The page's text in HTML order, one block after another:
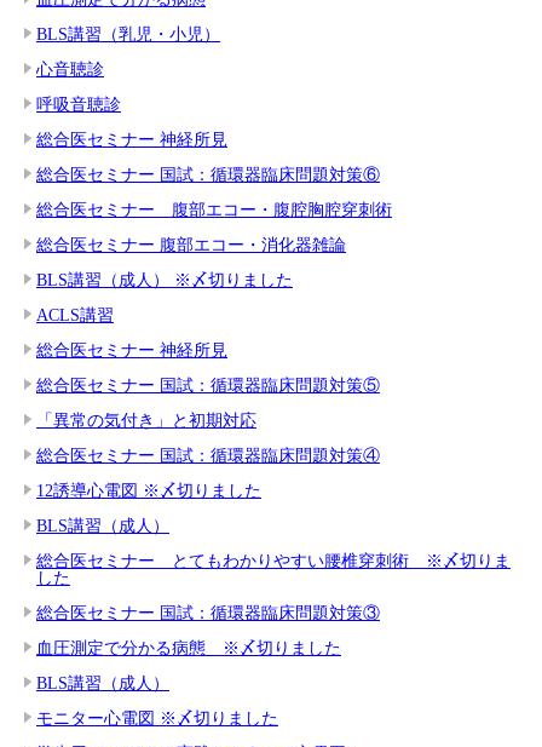
BLS講習（乳児・小児）
心音聴診
呼吸音聴診
総合医セミナー 神経所見
総合医セミナー 国試：循環器臨床問題対策⑥
総合医セミナー 腹部エコー・腹腔胸腔穿刺術
総合医セミナー 腹部エコー・消化器雑論
BLS講習（成人） ※〆切りました
ACLS講習
総合医セミナー 神経所見
総合医セミナー 国試：循環器臨床問題対策⑤
「異常の気付き」と初期対応
総合医セミナー 国試：循環器臨床問題対策④
12誘導心電図 ※〆切りました
BLS講習（成人）
総合医セミナー とてもわかりやすい腰椎穿刺術 ※〆切りま
した
総合医セミナー 国試：循環器臨床問題対策③
血圧測定で分かる病態 ※〆切りました
BLS講習（成人）
モニター心電図 ※〆切りました